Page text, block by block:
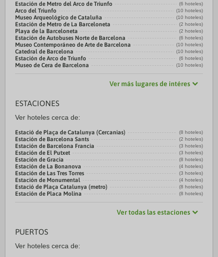
Estación de Metro del Arco de Triunfo (6 hoteles)
Arco del Triunfo (10 hoteles)
Museo Arqueológico de Cataluña (10 hoteles)
Estación de Metro de La Barceloneta (2 hoteles)
Playa de la Barceloneta (2 hoteles)
Estación de Autobuses Norte de Barcelona (6 hoteles)
Museo Contemporáneo de Arte de Barcelona (10 hoteles)
Catedral de Barcelona (10 hoteles)
Estación de Arco de Triunfo (6 hoteles)
Museo de Cera de Barcelona (10 hoteles)
Ver más lugares de intéres
ESTACIONES
Ver hoteles cerca de:
Estació de Plaça de Catalunya (Cercanias) (8 hoteles)
Estación de Barcelona Sants (2 hoteles)
Estación de Barcelona Francia (3 hoteles)
Estación de El Putxet (3 hoteles)
Estación de Gracia (8 hoteles)
Estación de La Bonanova (4 hoteles)
Estación de Las Tres Torres (3 hoteles)
Estación de Monumental (4 hoteles)
Estació de Plaça Catalunya (metro) (8 hoteles)
Estación de Placa Molina (8 hoteles)
Ver todas las estaciones
PUERTOS
Ver hoteles cerca de: